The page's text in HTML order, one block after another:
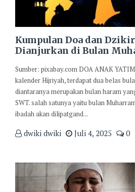
Kumpulan Doa dan
Dianjurkan di Bulan
Sumber: pixabay.com DOA ANAK
kalender Hijriyah, terdapat dua belas
diantaranya merupakan bulan haram
SWT. salah satunya yaitu bulan
ibadah akan dilipatgand...
dwiki dwiki Juli 4, 2025 0